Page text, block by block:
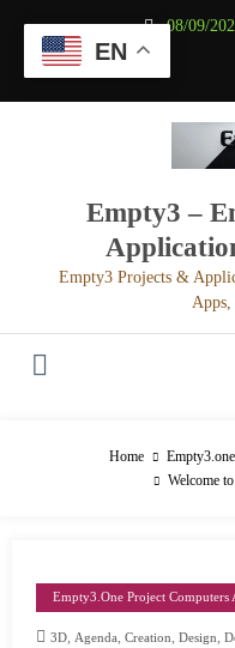
contenu
08/09/
Empty3 –
Empty3 Projects &
Apps,
Home
Welcome
Empty3.one Project Computers
3D, Agenda, Creation, Design,
EN